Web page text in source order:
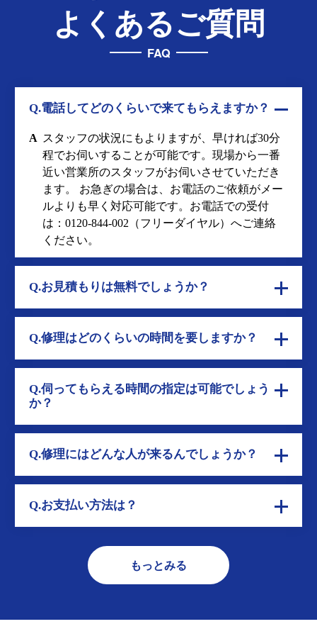
よくあるご質問
FAQ
Q.電話してどのくらいで来てもらえますか？
A スタッフの状況にもよりますが、早ければ30分
程でお伺いすることが可能です。現場から一番
近い営業所のスタッフがお伺いさせていただき
ます。 お急ぎの場合は、お電話のご依頼がメー
ルよりも早く対応可能です。お電話での受付
は： 0120-844-002 （フリーダイヤル）へご連絡
ください。
Q.お見積もりは無料でしょうか？
Q.修理はどのくらいの時間を要しますか？
Q.伺ってもらえる時間の指定は可能でしょう
か？
Q.修理にはどんな人が来るんでしょうか？
Q.お支払い方法は？
もっとみる